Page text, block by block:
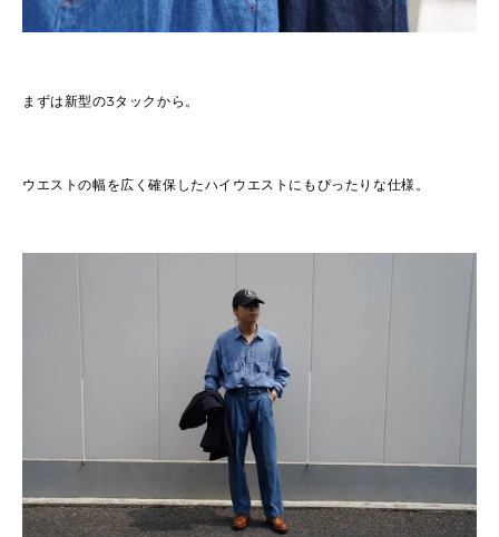
まずは新型の3タックから。
ウエストの幅を広く確保したハイウエストにもぴったりな仕様。